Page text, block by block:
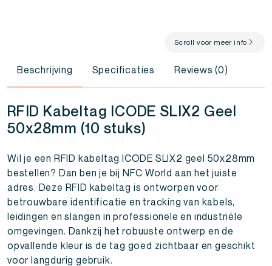
Scroll voor meer info
Beschrijving Specificaties Reviews (0)
RFID Kabeltag ICODE SLIX2 Geel
50x28mm (10 stuks)
Wil je een RFID kabeltag ICODE SLIX2 geel 50x28mm
bestellen? Dan ben je bij NFC World aan het juiste
adres. Deze RFID kabeltag is ontworpen voor
betrouwbare identificatie en tracking van kabels,
leidingen en slangen in professionele en industriële
omgevingen. Dankzij het robuuste ontwerp en de
opvallende kleur is de tag goed zichtbaar en geschikt
voor langdurig gebruik.